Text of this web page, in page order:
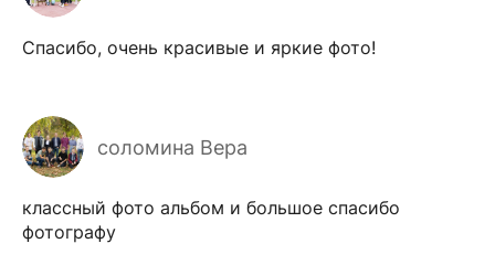
Спасибо, очень красивые и яркие фото!
соломина Вера
классный фото альбом и большое спасибо
фотографу